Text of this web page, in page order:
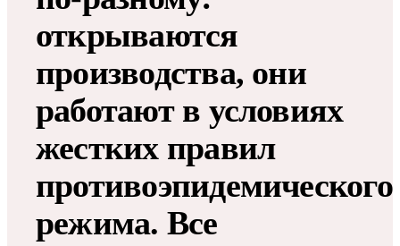
открываются
производства, они
работают в условиях
жестких правил
противоэпидемического
режима. Все